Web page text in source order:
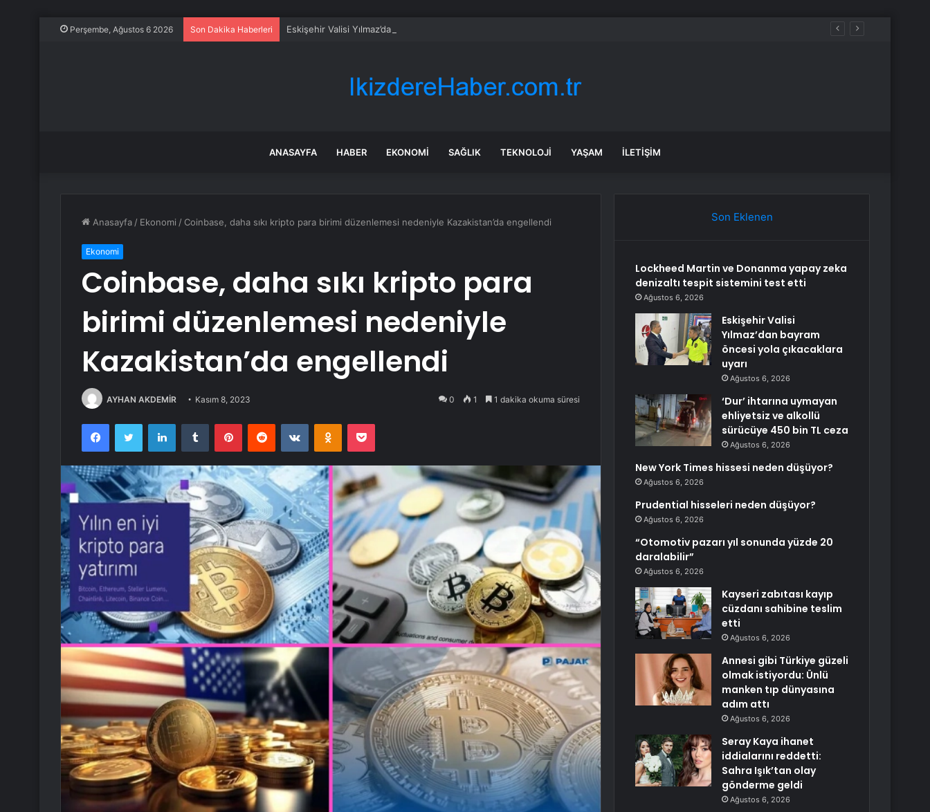
Perşembe, Ağustos 6 2026 Son Dakika Haberleri Eskişehir Valisi Yılmaz’dan bayram öncesi yola çıkacaklara uyarı
ANASAYFA HABER EKONOMI SAĞLIK TEKNOLOJI YAŞAM İLETIŞIM
Anasayfa / Ekonomi / Coinbase, daha sıkı kripto para birimi düzenlemesi nedeniyle Kazakistan’da engellendi
Ekonomi
Coinbase, daha sıkı kripto para
birimi düzenlemesi nedeniyle
Kazakistan’da engellendi
AYHAN AKDEMİR Kasım 8, 2023 0 1 1 dakika okuma süresi
FacebookTwitter LinkedInTumblr PinterestReddit VKontakteOdnoklassniki
Pocket
Son Eklenen
Lockheed Martin ve Donanma yapay zeka
denizaltı tespit sistemini test etti
Ağustos 6, 2026
Eskişehir Valisi
Yılmaz’dan bayram
öncesi yola çıkacaklara
uyarı
Ağustos 6, 2026
‘Dur’ ihtarına uymayan
ehliyetsiz ve alkollü
sürücüye 450 bin TL ceza
Ağustos 6, 2026
New York Times hissesi neden düşüyor?
Ağustos 6, 2026
Prudential hisseleri neden düşüyor?
Ağustos 6, 2026
“Otomotiv pazarı yıl sonunda yüzde 20
daralabilir”
Ağustos 6, 2026
Kayseri zabıtası kayıp
cüzdanı sahibine teslim
etti
Ağustos 6, 2026
Annesi gibi Türkiye güzeli
olmak istiyordu: Ünlü
manken tıp dünyasına
adım attı
Ağustos 6, 2026
Seray Kaya ihanet
iddialarını reddetti:
Sahra Işık’tan olay
gönderme geldi
Ağustos 6, 2026